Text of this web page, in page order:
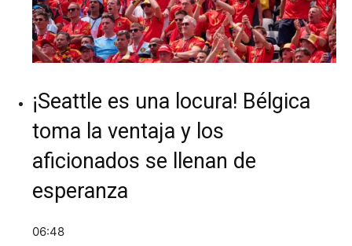
¡Seattle es una locura! Bélgica
toma la ventaja y los
aficionados se llenan de
esperanza
06:48